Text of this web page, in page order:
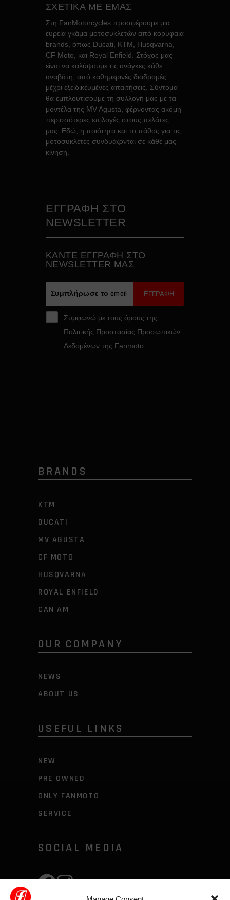
ΣΧΕΤΙΚΑ ΜΕ ΕΜΑΣ
Στη FanMotorcycles προσφέρουμε μια
ευρεία γκάμα μοτοσυκλετών από κορυφαία
brands, όπως Ducati, KTM, Husqvarna,
CF Moto, και Royal Enfield. Στόχος μας
είναι να καλύψουμε τις ανάγκες κάθε
αναβάτη, από καθημερινές διαδρομές
μέχρι εξειδικευμένες απαιτήσεις. Σύντομα
θα εμπλουτίσουμε τη συλλογή μας με τα
μοντέλα της MV Agusta, φέρνοντας ακόμη
περισσότερες επιλογές στους πελάτες
μας. Εδώ, η ποιότητα και το πάθος για τις
μοτοσυκλέτες συνδυάζονται σε κάθε μας
κίνηση.
ΕΓΓΡΑΦΗ ΣΤΟ
NEWSLETTER
ΚAΝΤΕ ΕΓΓΡΑΦH ΣΤΟ
NEWSLETTER ΜΑΣ
ΕΓΓΡΑΦΗ
Συμφωνώ με τους όρους της
Πολιτικής Προστασίας Προσωπικών
Δεδομένων της Fanmoto.
BRANDS
KTM
DUCATI
MV AGUSTA
CF MOTO
HUSQVARNA
ROYAL ENFIELD
CAN AM
OUR COMPANY
NEWS
ABOUT US
USEFUL LINKS
NEW
PRE OWNED
ONLY FANMOTO
SERVICE
SOCIAL MEDIA